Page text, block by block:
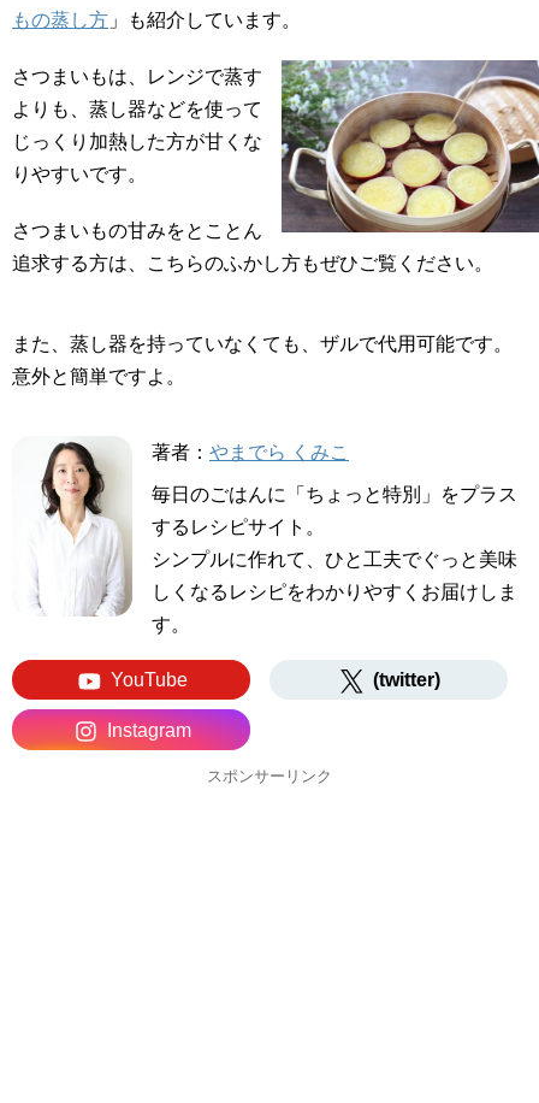
もの蒸し方 」も紹介しています。
さつまいもは、レンジで蒸す
よりも、蒸し器などを使って
じっくり加熱した方が甘くな
りやすいです。
さつまいもの甘みをとことん
追求する方は、こちらのふかし方もぜひご覧ください。
また、蒸し器を持っていなくても、ザルで代用可能です。
意外と簡単ですよ。
著者： やまでら くみこ
毎日のごはんに「ちょっと特別」をプラス
するレシピサイト。
シンプルに作れて、ひと工夫でぐっと美味
しくなるレシピをわかりやすくお届けしま
す。
YouTube (twitter)
Instagram
スポンサーリンク